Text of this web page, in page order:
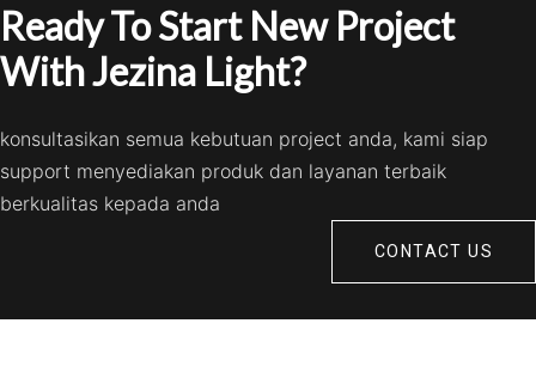
Ready To Start New Project
With Jezina Light?
konsultasikan semua kebutuan project anda, kami siap
support menyediakan produk dan layanan terbaik
berkualitas kepada anda
CONTACT US